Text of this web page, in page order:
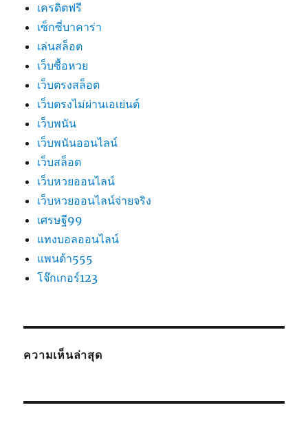
เครดิตฟรี
เซ็กซี่บาคาร่า
เล่นสล็อต
เว็บซื้อหวย
เว็บตรงสล็อต
เว็บตรงไม่ผ่านเอเย่นต์
เว็บพนัน
เว็บพนันออนไลน์
เว็บสล็อต
เว็บหวยออนไลน์
เว็บหวยออนไลน์จ่ายจริง
เศรษฐี99
แทงบอลออนไลน์
แพนด้า555
โจ๊กเกอร์123
ความเห็นล่าสุด